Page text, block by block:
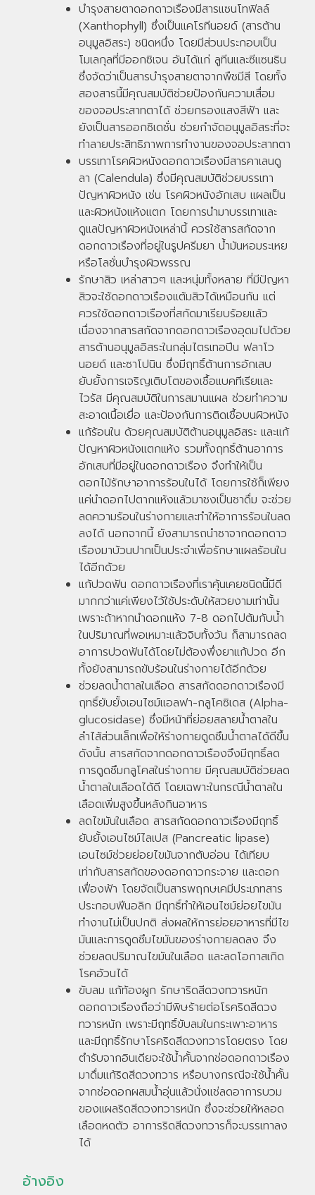
บำรุงสายตาดอกดาวเรืองมีสารแซนโทฟิลล์
(Xanthophyll) ซึ่งเป็นแคโรทีนอยด์ (สารต้าน
อนุมูลอิสระ) ชนิดหนึ่ง โดยมีส่วนประกอบเป็น
โมเลกุลที่มีออกซิเจน อันได้แก่ ลูทีนและซีแซนธิน
ซึ่งจัดว่าเป็นสารบำรุงสายตาจากพืชมีสี โดยทั้ง
สองสารนี้มีคุณสมบัติช่วยป้องกันความเสื่อม
ของจอประสาทตาได้ ช่วยกรองแสงสีฟ้า และ
ยังเป็นสารออกซิเดชั่น ช่วยกำจัดอนุมูลอิสระที่จะ
ทำลายประสิทธิภาพการทำงานของจอประสาทตา
บรรเทาโรคผิวหนังดอกดาวเรืองมีสารคาเลนดู
ลา (Calendula) ซึ่งมีคุณสมบัติช่วยบรรเทา
ปัญหาผิวหนัง เช่น โรคผิวหนังอักเสบ แผลเป็น
และผิวหนังแห้งแตก โดยการนำมาบรรเทาและ
ดูแลปัญหาผิวหนังเหล่านี้ ควรใช้สารสกัดจาก
ดอกดาวเรืองที่อยู่ในรูปครีมยา น้ำมันหอมระเหย
หรือโลชั่นบำรุงผิวพรรณ
รักษาสิว เหล่าสาวๆ และหนุ่มทั้งหลาย ที่มีปัญหา
สิวจะใช้ดอกดาวเรืองแต้มสิวได้เหมือนกัน แต่
ควรใช้ดอกดาวเรืองที่สกัดมาเรียบร้อยแล้ว
เนื่องจากสารสกัดจากดอกดาวเรืองอุดมไปด้วย
สารต้านอนุมูลอิสระในกลุ่มไตรเทอปีน ฟลาโว
นอยด์ และซาโปนิน ซึ่งมีฤทธิ์ต้านการอักเสบ
ยับยั้งการเจริญเติบโตของเชื้อแบคทีเรียและ
ไวรัส มีคุณสมบัติในการสมานแผล ช่วยทำความ
สะอาดเนื้อเยื่อ และป้องกันการติดเชื้อบนผิวหนัง
แก้ร้อนใน ด้วยคุณสมบัติต้านอนุมูลอิสระ และแก้
ปัญหาผิวหนังแตกแห้ง รวมทั้งฤทธิ์ต้านอาการ
อักเสบที่มีอยู่ในดอกดาวเรือง จึงทำให้เป็น
ดอกไม้รักษาอาการร้อนในได้ โดยการใช้ก็เพียง
แค่นำดอกไปตากแห้งแล้วมาชงเป็นชาดื่ม จะช่วย
ลดความร้อนในร่างกายและทำให้อาการร้อนในลด
ลงได้ นอกจากนี้ ยังสามารถนำชาจากดอกดาว
เรืองมาบ้วนปากเป็นประจำเพื่อรักษาแผลร้อนใน
ได้อีกด้วย
แก้ปวดฟัน ดอกดาวเรืองที่เราคุ้นเคยชนิดนี้มีดี
มากกว่าแค่เพียงไว้ใช้ประดับให้สวยงามเท่านั้น
เพราะถ้าหากนำดอกแห้ง 7-8 ดอกไปต้มกับน้ำ
ในปริมาณที่พอเหมาะแล้วจิบทั้งวัน ก็สามารถลด
อาการปวดฟันได้โดยไม่ต้องพึ่งยาแก้ปวด อีก
ทั้งยังสามารถขับร้อนในร่างกายได้อีกด้วย
ช่วยลดน้ำตาลในเลือด สารสกัดดอกดาวเรืองมี
ฤทธิ์ยับยั้งเอนไซม์แอลฟา-กลูโคซิเดส (Alpha-
glucosidase) ซึ่งมีหน้าที่ย่อยสลายน้ำตาลใน
ลำไส้ส่วนเล็กเพื่อให้ร่างกายดูดซึมน้ำตาลได้ดีขึ้น
ดังนั้น สารสกัดจากดอกดาวเรืองจึงมีฤทธิ์ลด
การดูดซึมกลูโคสในร่างกาย มีคุณสมบัติช่วยลด
น้ำตาลในเลือดได้ดี โดยเฉพาะในกรณีน้ำตาลใน
เลือดเพิ่มสูงขึ้นหลังกินอาหาร
ลดไขมันในเลือด สารสกัดดอกดาวเรืองมีฤทธิ์
ยับยั้งเอนไซม์ไลเปส (Pancreatic lipase)
เอนไซม์ช่วยย่อยไขมันจากตับอ่อน ได้เทียบ
เท่ากับสารสกัดของดอกดาวกระจาย และดอก
เฟื่องฟ้า โดยจัดเป็นสารพฤกษเคมีประเภทสาร
ประกอบฟีนอลิก มีฤทธิ์ทำให้เอนไซม์ย่อยไขมัน
ทำงานไม่เป็นปกติ ส่งผลให้การย่อยอาหารที่มีไข
มันและการดูดซึมไขมันของร่างกายลดลง จึง
ช่วยลดปริมาณไขมันในเลือด และลดโอกาสเกิด
โรคอ้วนได้
ขับลม แก้ท้องผูก รักษาริดสีดวงทวารหนัก
ดอกดาวเรืองถือว่ามีพิษร้ายต่อโรคริดสีดวง
ทวารหนัก เพราะมีฤทธิ์ขับลมในกระเพาะอาหาร
และมีฤทธิ์รักษาโรคริดสีดวงทวารโดยตรง โดย
ตำรับจากอินเดียจะใช้น้ำคั้นจากช่อดอกดาวเรือง
มาดื่มแก้ริดสีดวงทวาร หรือบางกรณีจะใช้น้ำคั้น
จากช่อดอกผสมน้ำอุ่นแล้วนั่งแช่ลดอาการบวม
ของแผลริดสีดวงทวารหนัก ซึ่งจะช่วยให้หลอด
เลือดหดตัว อาการริดสีดวงทวารก็จะบรรเทาลง
ได้
อ้างอิง